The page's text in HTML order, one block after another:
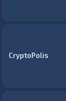
CryptoPolis